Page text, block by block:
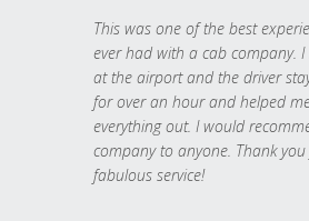
This was one of the best
ever had with a cab company.
at the airport and the driver
for over an hour and helped
everything out. I would
company to anyone. Thank
fabulous service!